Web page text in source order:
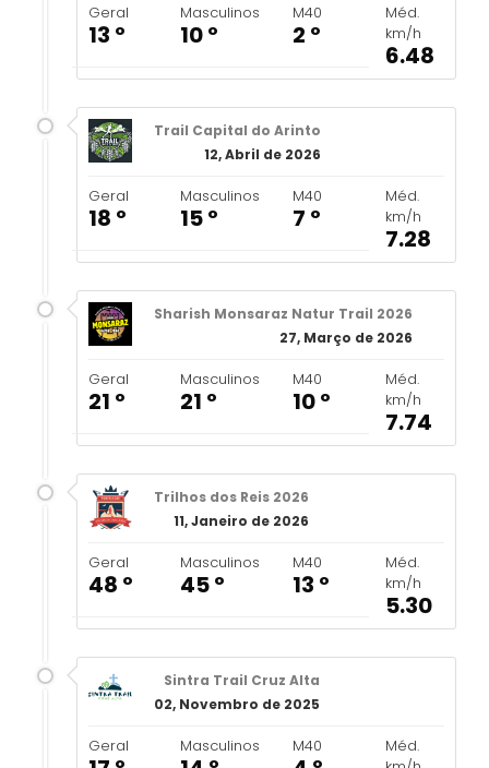
Geral
13 º
Masculinos
10 º
M40
2 º
Méd.
km/h
6.48
Trail Capital do Arinto
12, Abril de 2026
Geral
18 º
Masculinos
15 º
M40
7 º
Méd.
km/h
7.28
Sharish Monsaraz Natur Trail 2026
27, Março de 2026
Geral
21 º
Masculinos
21 º
M40
10 º
Méd.
km/h
7.74
Trilhos dos Reis 2026
11, Janeiro de 2026
Geral
48 º
Masculinos
45 º
M40
13 º
Méd.
km/h
5.30
Sintra Trail Cruz Alta
02, Novembro de 2025
Geral Masculinos M40
Méd.